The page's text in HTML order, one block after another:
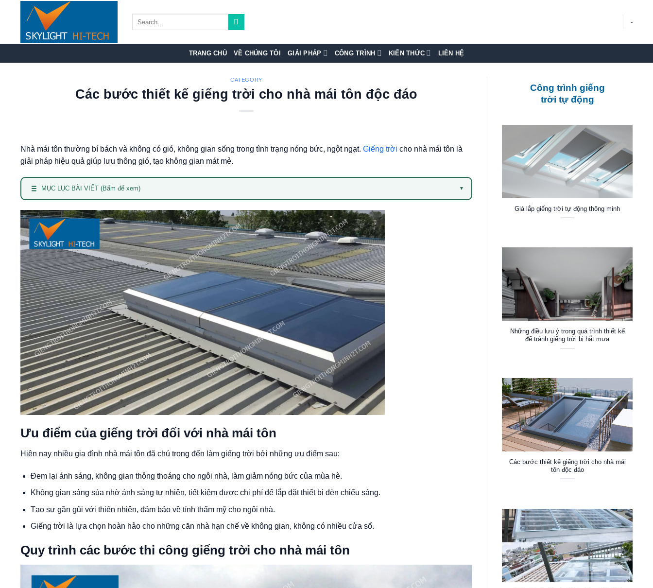
dung
-
TRANG CHỦ VỀ CHÚNG TÔI GIẢI PHÁP CÔNG TRÌNH KIẾN THỨC LIÊN HỆ
CATEGORY
Các bước thiết kế giếng trời cho nhà mái tôn độc đáo
Nhà mái tôn thường bí bách và không có gió, không gian sống trong tình trạng nóng bức, ngột ngạt. Giếng trời cho nhà mái tôn là
giải pháp hiệu quả giúp lưu thông gió, tạo không gian mát mẻ.
MỤC LỤC BÀI VIẾT (Bấm để xem) ▼
Ưu điểm của giếng trời đối với nhà mái tôn
Hiện nay nhiều gia đình nhà mái tôn đã chú trọng đến làm giếng trời bởi những ưu điểm sau:
Đem lại ánh sáng, không gian thông thoáng cho ngôi nhà, làm giảm nóng bức của mùa hè.
Không gian sáng sủa nhờ ánh sáng tự nhiên, tiết kiệm được chi phí để lắp đặt thiết bị đèn chiếu sáng.
Tạo sự gần gũi với thiên nhiên, đảm bảo về tính thẩm mỹ cho ngôi nhà.
Giếng trời là lựa chọn hoàn hảo cho những căn nhà hạn chế về không gian, không có nhiều cửa sổ.
Quy trình các bước thi công giếng trời cho nhà mái tôn
Công trình giếng
trời tự động
Giá lắp giếng trời tự động thông minh
Những điều lưu ý trong quá trình thiết kế
để tránh giếng trời bị hắt mưa
Các bước thiết kế giếng trời cho nhà mái
tôn độc đáo